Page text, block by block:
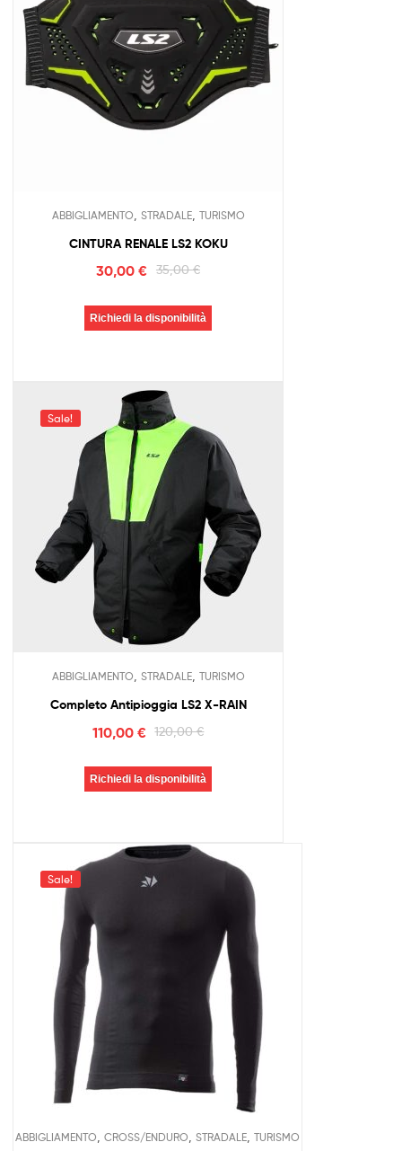
ABBIGLIAMENTO STRADALE, TURISMO
CINTURA RENALE LS2 KOKU
35,00€
30,00€
Richiedi la disponibilità
Sale!
ABBIGLIAMENTO STRADALE, TURISMO
Completo Antipioggia LS2 X-RAIN
120,00€
110,00 €
Richiedi la disponibilità
Sale!
ABBIGLIAMENTO CROSS/ENDURO STRADALE TURISMO